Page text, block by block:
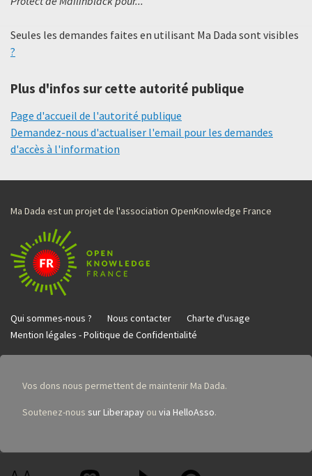
Seules les demandes faites en utilisant Ma Dada sont visibles
?
Plus d'infos sur cette autorité publique
Page d'accueil de l'autorité publique
Demandez-nous d'actualiser l'email pour les demandes
d'accès à l'information
Ma Dada est un projet de l'association OpenKnowledge France
Qui sommes-nous ? Nous contacter
Charte d'usage
Mention légales - Politique de Confidentialité
Vos dons nous permettent de maintenir Ma Dada.
Soutenez-nous sur Liberapay ou via HelloAsso.